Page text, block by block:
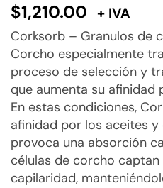
de 5 en
base a
valoración
de un
cliente
$1,210.00 + IVA
Corksorb – Granulos de
Corcho especialmente
proceso de selección y
que aumenta su afinidad
En estas condiciones,
afinidad por los aceites y
provoca una absorción
células de corcho
capilaridad,